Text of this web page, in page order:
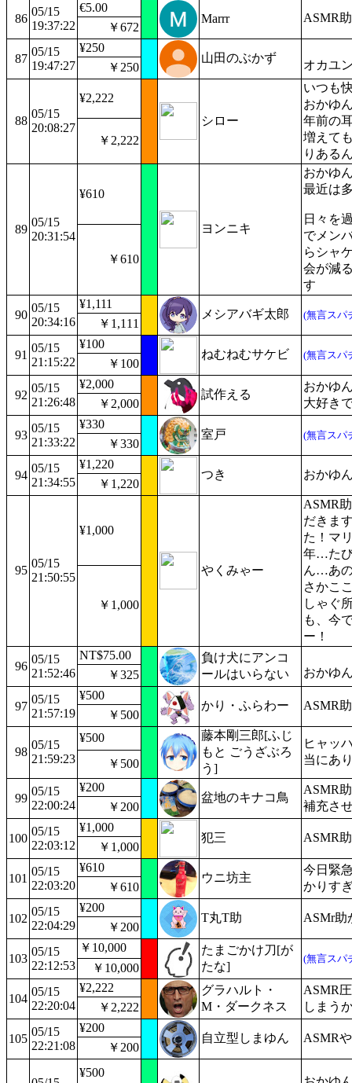
86
05/15
19:37:22
€5.00
Marrr
ASMR
￥672
87
05/15
19:47:27
¥250
山田のぶかず
オカユ
￥250
88
05/15
20:08:27
¥2,222
シロー
いつも
おかゆ
年前の
増えて
りある
￥2,222
89
05/15
20:31:54
¥610
ヨンニキ
おかゆ
最近は
日々を
でメン
らシャ
会が減
す
￥610
90
05/15
20:34:16
¥1,111
メシアバギ太郎 (無言スパ
￥1,111
91
05/15
21:15:22
¥100
ねむねむサケビ (無言スパ
￥100
92
05/15
21:26:48
¥2,000
試作える
おかゆ
大好き
￥2,000
93
05/15
21:33:22
¥330
室戸 (無言スパ
￥330
94
05/15
21:34:55
¥1,220
つき おかゆ
￥1,220
95
05/15
21:50:55
¥1,000
やくみゃー
ASMR
だきま
た！マ
年…たび
ん…あ
さかこ
しゃぐ
も、今
ー！
￥1,000
96
05/15
21:52:46
NT$75.00
負け犬にアンコ
ールはいらない
おかゆ
￥325
97
05/15
21:57:19
¥500
かり・ふらわー ASMR
￥500
98
05/15
21:59:23
¥500
藤本剛三郎[ふじ
もと ごうざぶろ
う]
ヒャッ
当にあ
￥500
99
05/15
22:00:24
¥200
盆地のキナコ鳥
ASMR
補充さ
￥200
100
05/15
22:03:12
¥1,000
犯三 ASMR
￥1,000
101
05/15
22:03:20
¥610
ウニ坊主
今日緊
かりす
￥610
102
05/15
22:04:29
¥200
T丸T助 ASMr助
￥200
103
05/15
22:12:53
￥10,000
たまごかけ刀[が
たな]
(無言スパ
￥10,000
104
05/15
22:20:04
¥2,222
グラハルト・
M・ダークネス
ASMR
しまう
￥2,222
105
05/15
22:21:08
¥200
自立型しまゆん ASMR
￥200
¥500